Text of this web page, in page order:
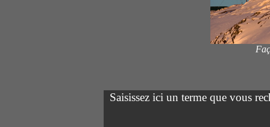
Saisissez ici un terme que vous